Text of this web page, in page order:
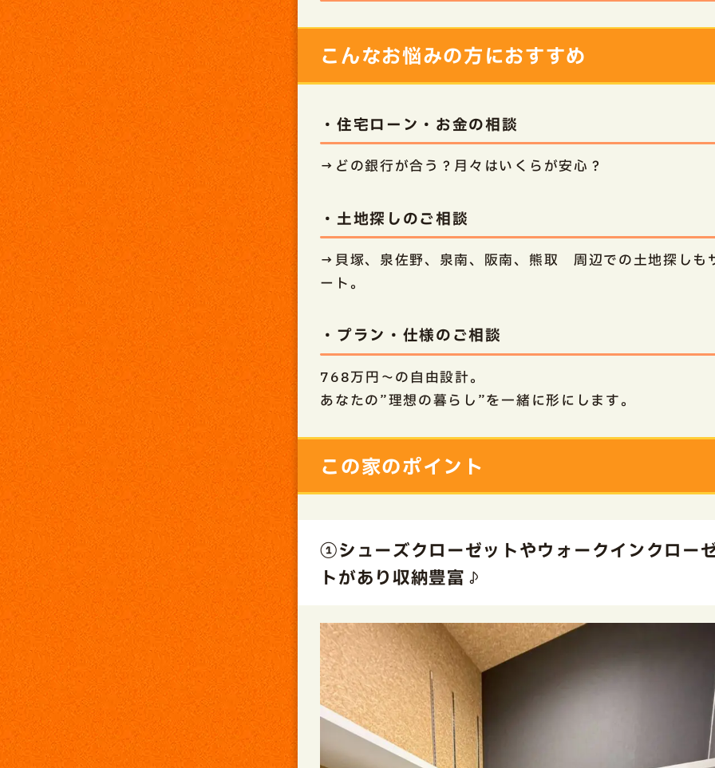
こんなお悩みの方におすすめ
・住宅ローン・お金の相談
→どの銀行が合う？月々はいくらが安心？
・土地探しのご相談
→貝塚、泉佐野、泉南、阪南、熊取 周辺での土地探しも
ート。
・プラン・仕様のご相談
768万円～の自由設計。
あなたの”理想の暮らし”を一緒に形にします。
この家のポイント
①シューズクローゼットやウォークインクロー
トがあり収納豊富♪